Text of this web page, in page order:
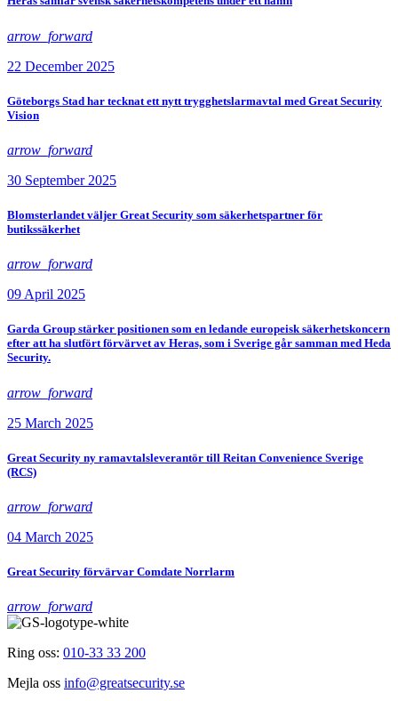
arrow_forward
22 December 2025
Göteborgs Stad har tecknat ett nytt trygghetslarmavtal med Great Security
Vision
arrow_forward
30 September 2025
Blomsterlandet väljer Great Security som säkerhetspartner för
butikssäkerhet
arrow_forward
09 April 2025
Garda Group stärker positionen som en ledande europeisk säkerhetskoncern
efter att ha slutfört förvärvet av Heras, som i Sverige går samman med Heda
Security.
arrow_forward
25 March 2025
Great Security ny ramavtalsleverantör till Reitan Convenience Sverige
(RCS)
arrow_forward
04 March 2025
Great Security förvärvar Comdate Norrlarm
arrow_forward
Ring oss: 010-33 33 200
Mejla oss info@greatsecurity.se